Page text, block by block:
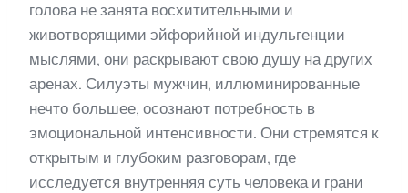
голова не занята восхитительными и
животворящими эйфорийной индульгенции
мыслями, они раскрывают свою душу на других
аренах. Силуэты мужчин, иллюминированные
нечто большее, осознают потребность в
эмоциональной интенсивности. Они стремятся к
открытым и глубоким разговорам, где
исследуется внутренняя суть человека и грани